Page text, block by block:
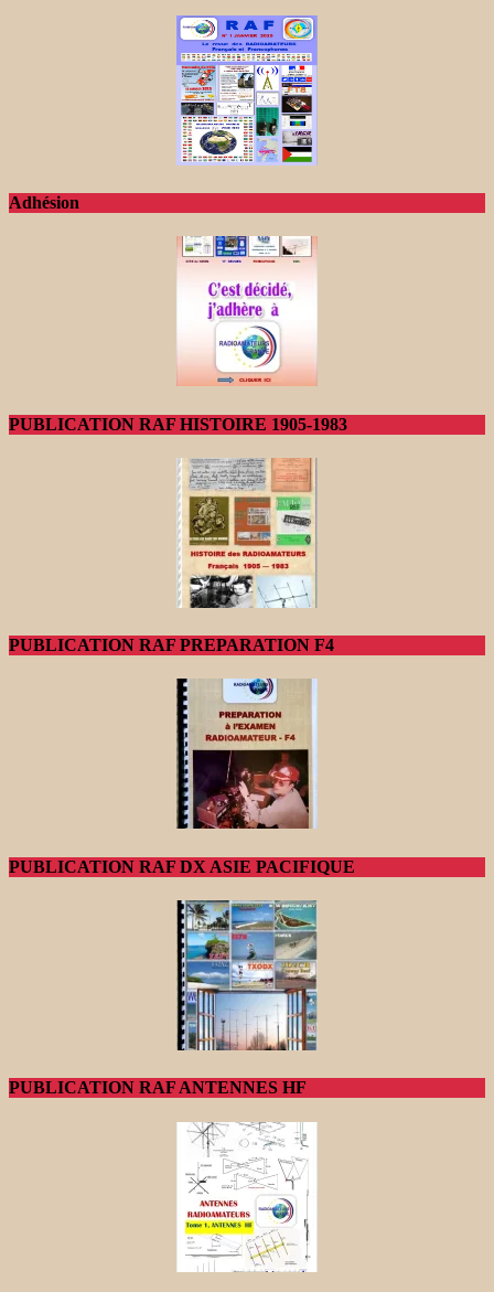
Adhésion
PUBLICATION RAF HISTOIRE 1905-1983
PUBLICATION RAF PREPARATION F4
PUBLICATION RAF DX ASIE PACIFIQUE
PUBLICATION RAF ANTENNES HF